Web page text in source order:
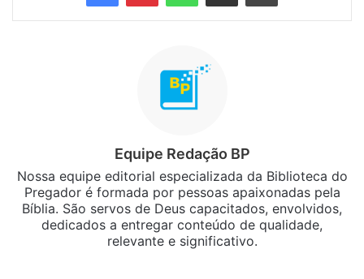
Equipe Redação BP
Nossa equipe editorial especializada da Biblioteca do
Pregador é formada por pessoas apaixonadas pela
Bíblia. São servos de Deus capacitados, envolvidos,
dedicados a entregar conteúdo de qualidade,
relevante e significativo.